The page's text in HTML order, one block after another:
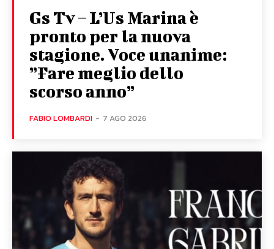
Gs Tv – L’Us Marina è
pronto per la nuova
stagione. Voce unanime:
”Fare meglio dello
scorso anno”
FABIO LOMBARDI - 7 AGO 2026